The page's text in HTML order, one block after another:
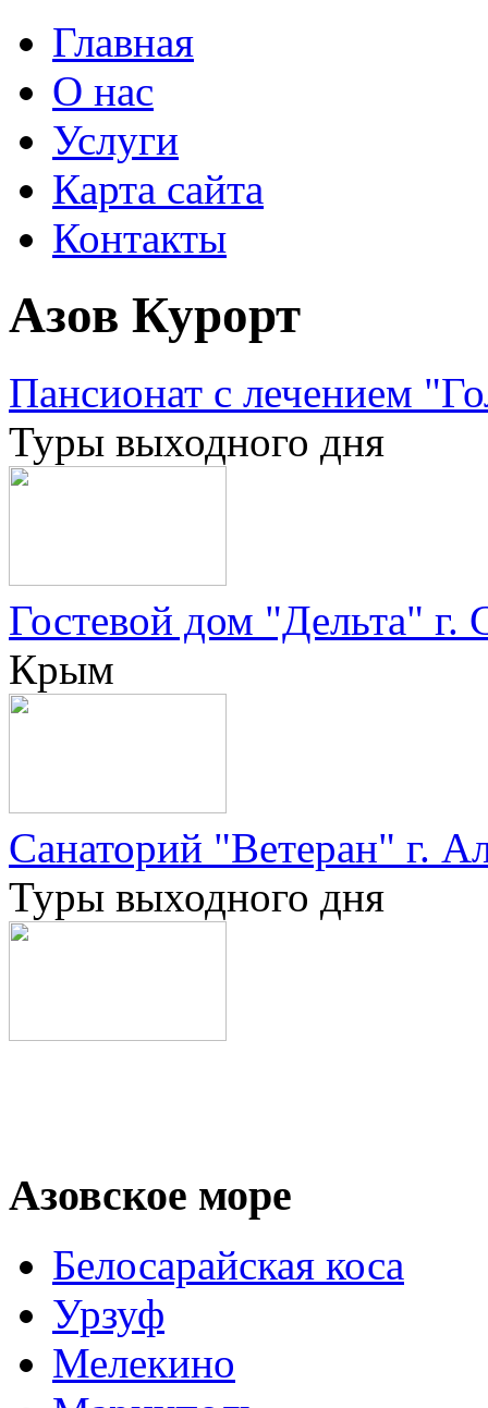
Главная
О нас
Услуги
Карта сайта
Контакты
Азов Курорт
Пансионат с лечением
Туры выходного дня
Гостевой дом "Дельта" г.
Крым
Санаторий "Ветеран" г.
Туры выходного дня
Азовское море
Белосарайская коса
Урзуф
Мелекино